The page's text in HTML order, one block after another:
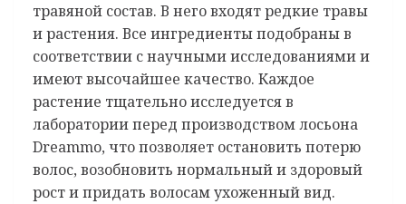
травяной состав. В него входят редкие травы
и растения. Все ингредиенты подобраны в
соответствии с научными исследованиями и
имеют высочайшее качество. Каждое
растение тщательно исследуется в
лаборатории перед производством лосьона
Dreammo, что позволяет остановить потерю
волос, возобновить нормальный и здоровый
рост и придать волосам ухоженный вид.